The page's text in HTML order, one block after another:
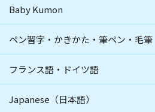
Baby Kumon
ペン習字・かきかた・筆ペン・毛筆
フランス語・ドイツ語
Japanese（日本語）